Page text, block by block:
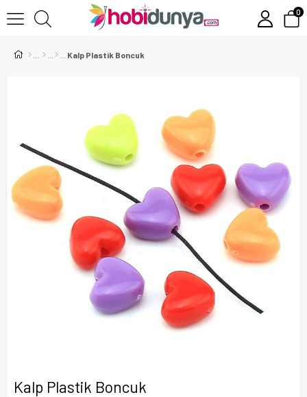
0
Kalp Plastik Boncuk
Kalp Plastik Boncuk